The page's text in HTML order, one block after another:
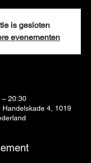
is gesloten
evenementen
– 20:30
Handelskade 4, 1019